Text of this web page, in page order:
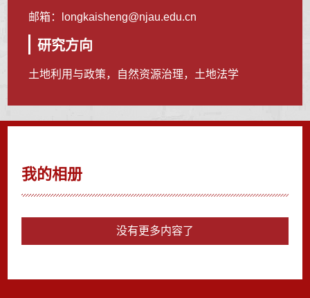
邮箱： longkaisheng@njau.edu.cn
研究方向
土地利用与政策，自然资源治理，土地法学
我的相册
没有更多内容了